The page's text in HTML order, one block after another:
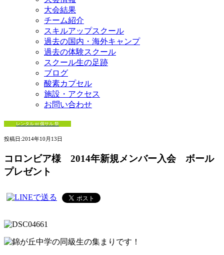
大会結果
チーム紹介
スキルアップスクール
過去の国内・海外キャンプ
過去の体験スクール
スクール生の足跡
ブログ
酸素カプセル
施設・アクセス
お問い合わせ
レンタル or 個サル 祭
投稿日:2014年10月13日
コロンビア様 2014年新規メンバー入会 ボール
プレゼント